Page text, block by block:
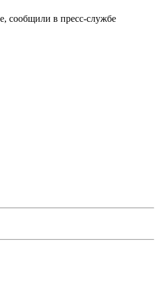
сообщили в пресс-службе